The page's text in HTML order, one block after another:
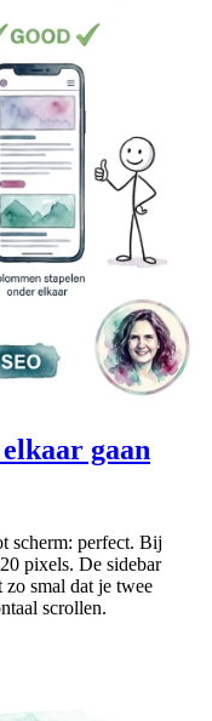
gaan
scherm: perfect. Bij
pixels. De sidebar
smal dat je twee
scrollen.